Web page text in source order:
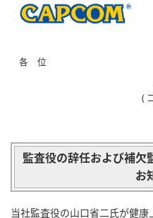
各 位
(
監査役の辞任および補欠
お
当社監査役の山口省二氏が健